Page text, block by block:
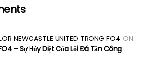
NEWCASTLE UNITED TRONG FO4 ON
– Sự Hủy Diệt Của Lối Đá Tấn Công